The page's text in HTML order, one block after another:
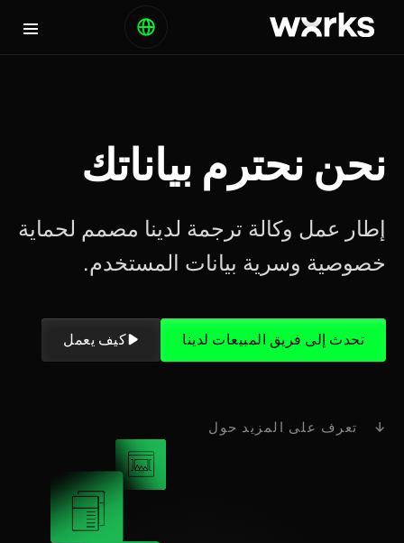
نحن نحترم بياناتك
إطار عمل وكالة ترجمة لدينا مصمم لحماية
خصوصية وسرية بيانات المستخدم.
تحدث إلى فريق المبيعات لدينا كيف يعمل
↓ تعرف على المزيد حول